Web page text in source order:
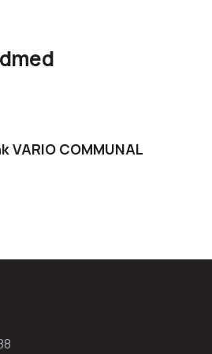
VARIO COMMUNAL